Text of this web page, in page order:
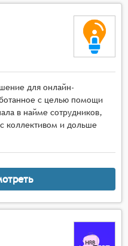
для онлайн-
с целью помощи
в найме сотрудников,
коллективом и дольше